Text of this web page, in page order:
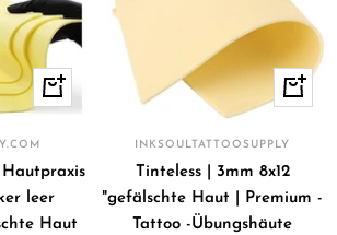
In
den
leer
Haut
INKSOULTATTOOSUPPLY
Tinteless | 3mm 8x12
"gefälschte Haut | Premium -
Tattoo -Übungshäute